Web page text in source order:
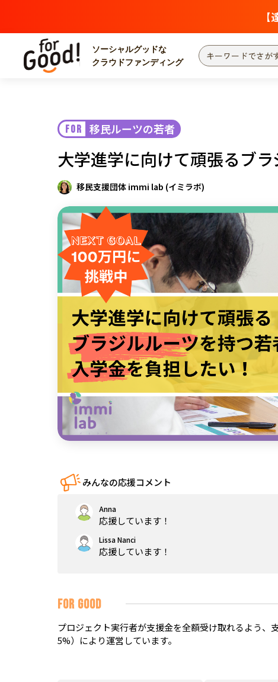
ソーシャルグッドな
クラウドファンディング
カテゴリーからさがす
災害
社会貢献
地域からさがす 北海道・東北
関東
中部
中国
九州・沖縄
FOR 移民ルーツの若者
大学進学に向けて頑張るブ
移民支援団体 immi lab (イミラボ)
みんなの応援コメント
Anna
応援しています！
Lissa Nanci
応援しています！
FOR GOOD
プロジェクト実行者が支援金を全額受け取れるよう、
5%）により運営しています。